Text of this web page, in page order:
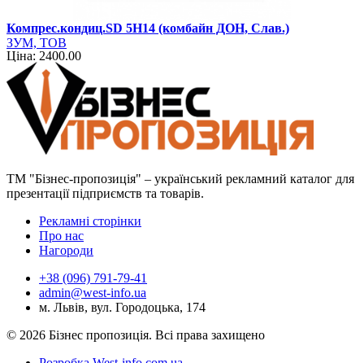
Компрес.кондиц.SD 5H14 (комбайн ДОН, Слав.)
ЗУМ, ТОВ
Ціна: 2400.00
ТМ "Бізнес-пропозиція" – український рекламний каталог для
презентації підприємств та товарів.
Рекламні сторінки
Про нас
Нагороди
+38 (096) 791-79-41
admin@west-info.ua
м. Львів, вул. Городоцька, 174
© 2026 Бізнес пропозиція. Всі права захищено